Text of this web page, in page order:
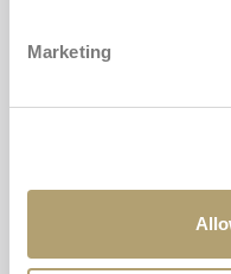
Marketing
Principais